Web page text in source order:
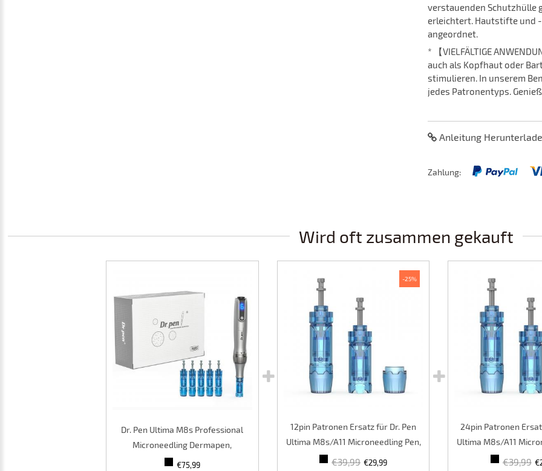
verstauenden Schutzhülle
erleichtert. Hautstifte und
angeordnet.
* 【VIELFÄLTIGE
auch als Kopfhaut oder
stimulieren. In unserem
jedes Patronentyps.
Anleitung
Zahlung:
Wird oft zusammen gekauft
Dr. Pen Ultima M8s Professional
Microneedling Dermapen,
Wiederaufladbar über USB, 5pcs
€75,99
-25%
12pin Patronen Ersatz für Dr. Pen
Ultima M8s/A11 Microneedling Pen,
10er Pack, 0-2.5mm
€39,99 €29,99
24pin Patronen
Ultima M8s/A11
10er Pack, 0-
€39,99